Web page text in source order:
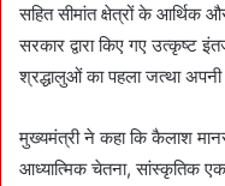
सहित सीमांत क्षेत्रों के आर्थिक
सरकार द्वारा किए गए उत्कृष्ट
श्रद्धालुओं का पहला जत्था
मुख्यमंत्री ने कहा कि कैलाश
आध्यात्मिक चेतना, सांस्कृतिक